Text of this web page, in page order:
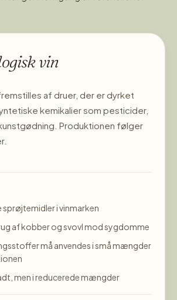
med at skjule fødevarer og korn, så
i det og derved bønderne og deres
Man ved faktisk fra gamle skrifter, at han
med gode venner i Palazzo
i kalket mergel og Limestone
druerne. Man lader drueskallerne blive i
vinen flaskes i efteråret.
vin
af druer, der er dyrket
kemikalier som pesticider,
Produktionen følger
sprøjtemidler i vinmarken
af kobber og svovl mod sygdomme
må anvendes i små mængder
men i reducerede mængder